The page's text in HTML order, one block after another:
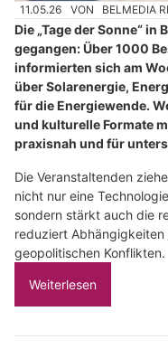
11.05.26 VON BELMEDIA
Die „Tage der Sonne“
gegangen: Über 1000
informierten sich am
über Solarenergie,
für die Energiewende.
und kulturelle Formate
praxisnah und für
Die Veranstaltenden
nicht nur eine
sondern stärkt auch die
reduziert
geopolitischen Konflikten.
Weiterlesen